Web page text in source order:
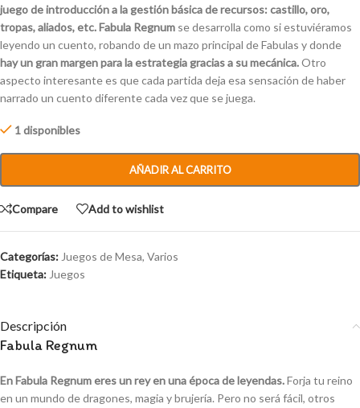
juego de introducción a la gestión básica de recursos: castillo, oro,
tropas, aliados, etc.Fabula Regnum se desarrolla como si estuviéramos
leyendo un cuento, robando de un mazo principal de Fabulas y donde
hay un gran margen para la estrategia gracias a su mecánica.Otro
aspecto interesante es que cada partida deja esa sensación de haber
narrado un cuento diferente cada vez que se juega.
1 disponibles
AÑADIR AL CARRITO
Compare Add to wishlist
Categorías: Juegos de Mesa, Varios
Etiqueta: Juegos
Descripción
Fabula Regnum
EnFabula Regnumeres un rey en una época de leyendas.Forja tu reino
en un mundo de dragones, magia y brujería. Pero no será fácil, otros